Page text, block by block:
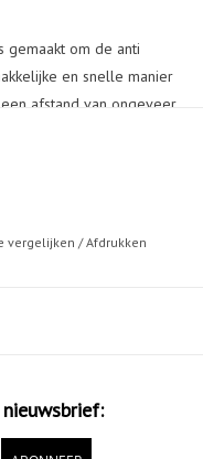
gemaakt om de anti
en snelle manier
afstand van ongeveer
kan direct gebruikt
PVC-vrij, Features:
vergelijken /Afdrukken